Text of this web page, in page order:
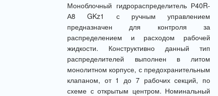
Моноблочный гидрораспределитель Р40R-
А8 GKz1 с ручным управлением
предназначен для контроля за
распределением и расходом рабочей
жидкости. Конструктивно данный тип
распределителей выполнен в литом
монолитном корпусе, с предохранительным
клапаном, от 1 до 7 рабочих секций, по
схеме с открытым центром. Номинальный